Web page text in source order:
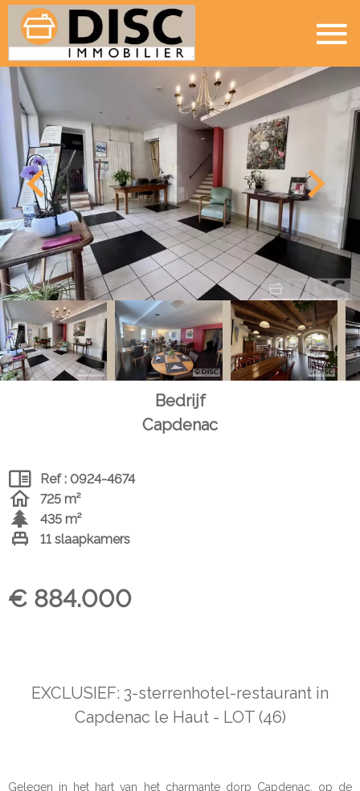
Bedrijf
Capdenac
Ref : 0924-4674
725 m²
435 m²
11 slaapkamers
€ 884.000
EXCLUSIEF: 3-sterrenhotel-restaurant in
Capdenac le Haut - LOT (46)
Gelegen in het hart van het charmante dorp Capdenac, op de